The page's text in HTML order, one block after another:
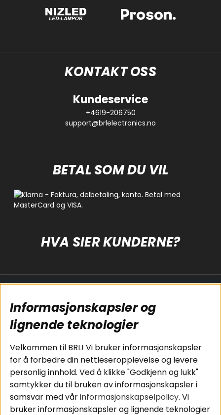
KONTAKT OSS
Kundeservice
+4619-206750
support@brlelectronics.no
BETAL SOM DU VIL
HVA SIER KUNDERNE?
Koblingsguide for
subwoofers
Tilkobling av
bilforsterker
Koblingsguide for
midbasser
Butikker
Våre ambassadører
- Team BRL
Cookies
Kjøpsvilkår
Personvernpolicy
Service / Garanti /
Retur
Informasjonskapsler og
lignende teknologier
Velkommen til BRL! Vi bruker informasjonskapsler
for å forbedre din nettleseropplevelse og levere
personlig innhold. Ved å klikke "Godkjenn og lukk"
samtykker du til bruken av informasjonskapsler i
samsvar med vårinformasjonskapselpolicy. Vi
bruker informasjonskapsler og lignende teknologier